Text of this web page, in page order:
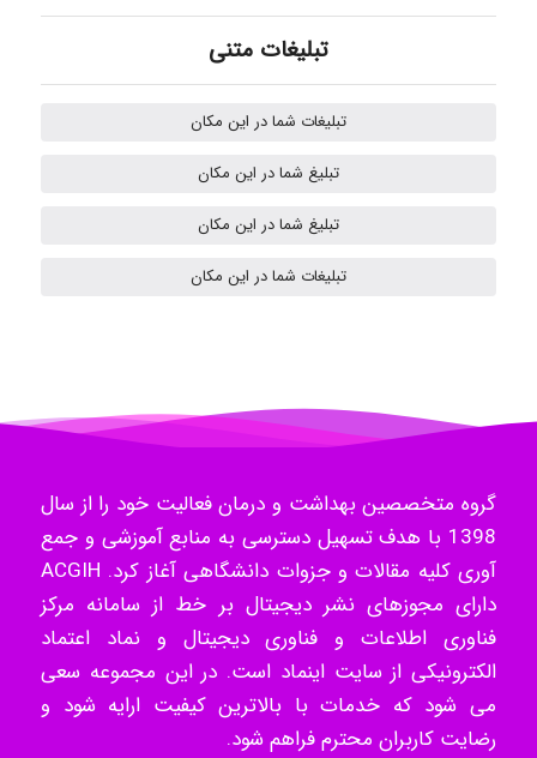
Hossein Znd
k.aryan
ilhan200
Radman Amini
تبلیغات متنی
تبلیغات شما در این مکان
تبلیغ شما در این مکان
تبلیغ شما در این مکان
تبلیغات شما در این مکان
گروه متخصصین بهداشت و درمان فعالیت خود را از سال
1398 با هدف تسهیل دسترسی به منابع آموزشی و جمع
آوری کلیه مقالات و جزوات دانشگاهی آغاز کرد. ACGIH
دارای مجوزهای نشر دیجیتال بر خط از سامانه مرکز
فناوری اطلاعات و فناوری دیجیتال و نماد اعتماد
الکترونیکی از سایت اینماد است. در این مجموعه سعی
می شود که خدمات با بالاترین کیفیت ارایه شود و
رضایت کاربران محترم فراهم شود.